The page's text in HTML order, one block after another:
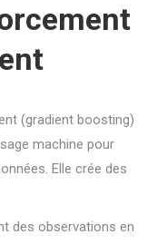
(gradient boosting)
machine pour
Elle crée des
des observations en